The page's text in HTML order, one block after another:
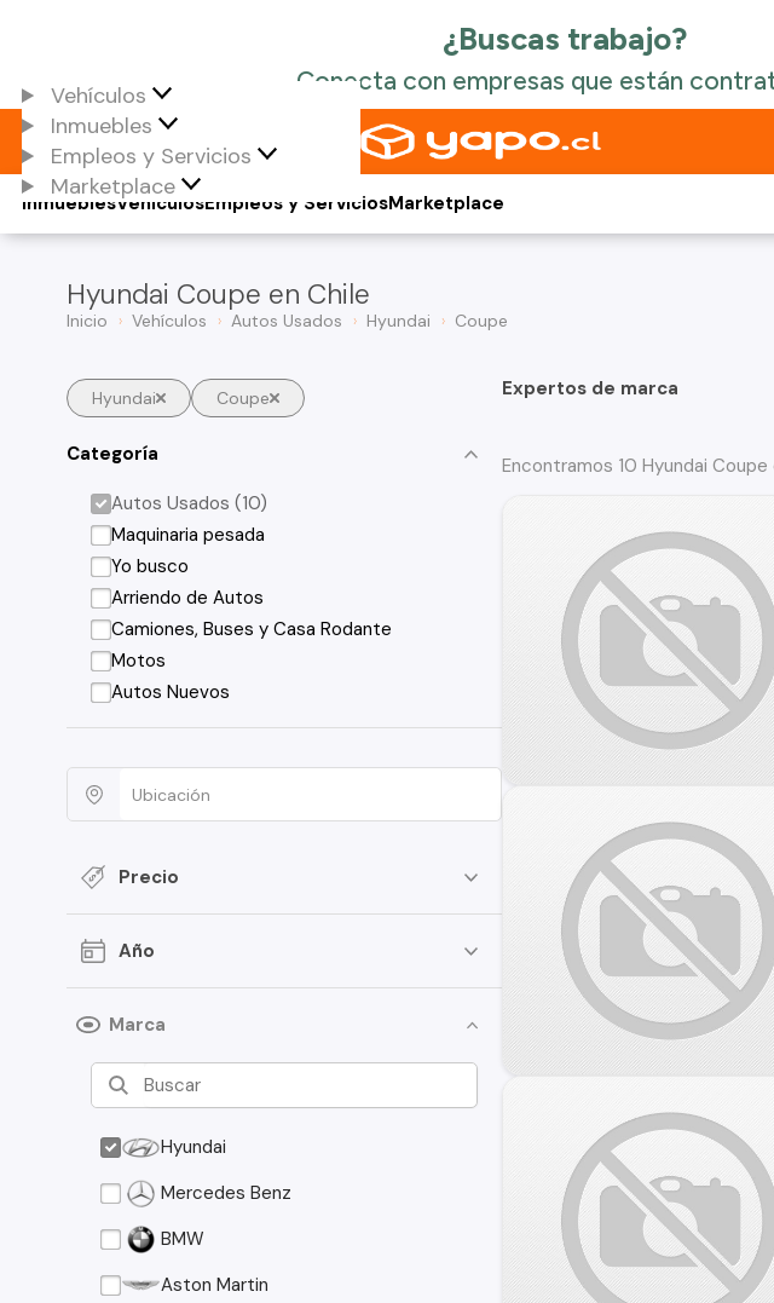
Vehículos
Inmuebles
Empleos y Servicios
Marketplace
Vehículos
Inmuebles Empleos y ServiciosMarketplace
Hyundai Coupe en Chile
Inicio Vehículos Autos Usados Hyundai Coupe
Hyundai Coupe
Categoría
Autos Usados (10)
Maquinaria pesada
Yo busco
Arriendo de Autos
Camiones, Buses y Casa Rodante
Motos
Autos Nuevos
Precio
Año
Marca
Hyundai
Mercedes Benz
BMW
Aston Martin
Expertos de marca
Encontramos 10 Hyundai